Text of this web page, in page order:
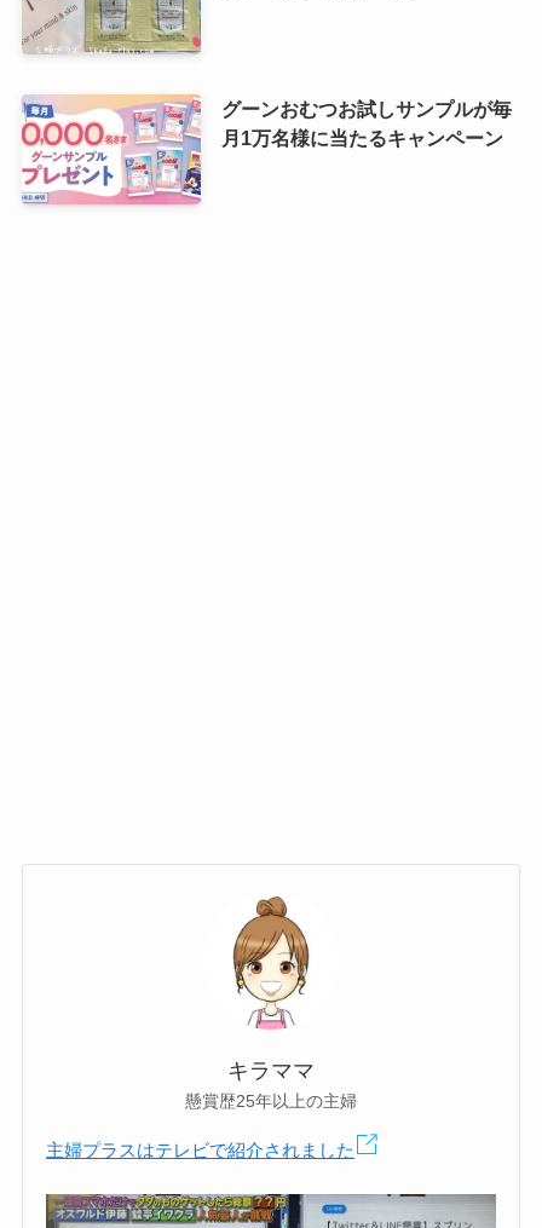
グーンおむつお試しサンプルが毎
月1万名様に当たるキャンペーン
キラママ
懸賞歴25年以上の主婦
主婦プラスはテレビで紹介されました